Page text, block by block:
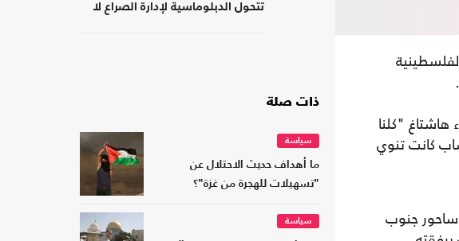
"كلنا
كانت تنوي
جنوب
تتحول الدبلوماسية لإدارة الصراع لا
ذات صلة
سياسة
ما أهداف حديث الاحتلال عن
"تسهيلات للهجرة من غزة"؟
سياسة